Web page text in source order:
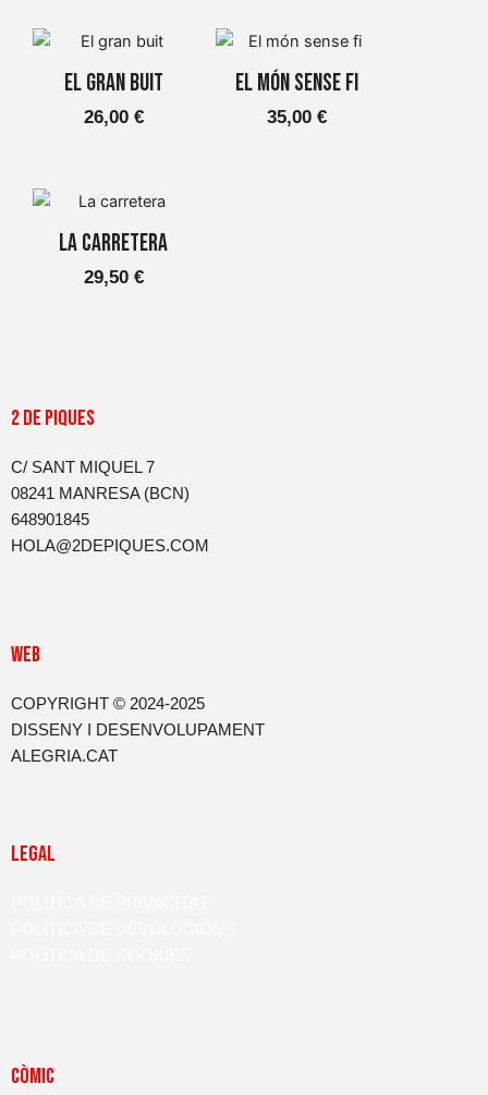
El gran buit
26,00 €
El món sense fi
35,00 €
La carretera
29,50 €
2 DE PIQUES
C/ SANT MIQUEL 7
08241 MANRESA (BCN)
648901845
HOLA@2DEPIQUES.COM
WEB
COPYRIGHT © 2024-2025
DISSENY I DESENVOLUPAMENT
ALEGRIA.CAT
LEGAL
CòMIC